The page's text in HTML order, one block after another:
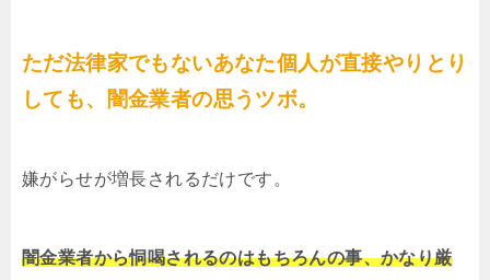
ただ法律家でもないあなた個人が直接やりとり
しても、闇金業者の思うツボ。
嫌がらせが増長されるだけです。
闇金業者から恫喝されるのはもちろんの事、かなり厳